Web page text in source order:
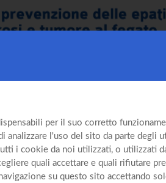
per il suo corretto
analizzare l'uso del sito da parte
i cookie da noi utilizzati, o utilizzati
quali accettare e quali rifiutare
su questo sito accettando